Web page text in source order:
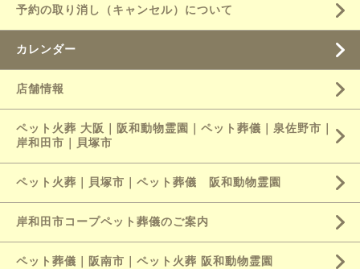
予約の取り消し（キャンセル）について
カレンダー
店舗情報
ペット火葬 大阪｜阪和動物霊園｜ペット葬儀｜泉佐野市｜
岸和田市｜貝塚市
ペット火葬｜貝塚市｜ペット葬儀 阪和動物霊園
岸和田市コープペット葬儀のご案内
ペット葬儀｜阪南市｜ペット火葬 阪和動物霊園